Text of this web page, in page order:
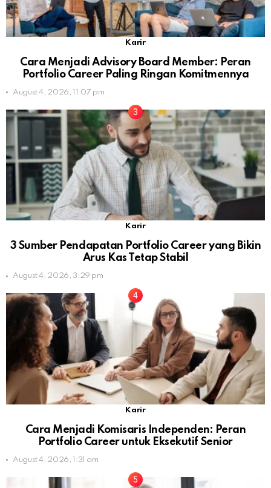
Karir
Cara Menjadi Advisory Board Member: Peran
Portfolio Career Paling Ringan Komitmennya
August 4, 2026, 11:07 pm
Karir
3 Sumber Pendapatan Portfolio Career yang Bikin
Arus Kas Tetap Stabil
August 4, 2026, 3:29 pm
Karir
Cara Menjadi Komisaris Independen: Peran
Portfolio Career untuk Eksekutif Senior
August 4, 2026, 1:31 am